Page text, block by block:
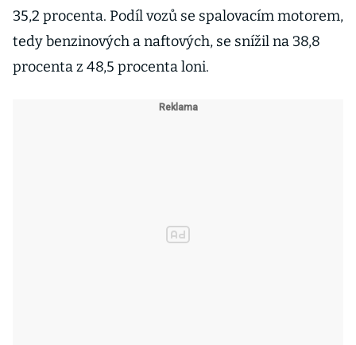
35,2 procenta. Podíl vozů se spalovacím motorem,
tedy benzinových a naftových, se snížil na 38,8
procenta z 48,5 procenta loni.